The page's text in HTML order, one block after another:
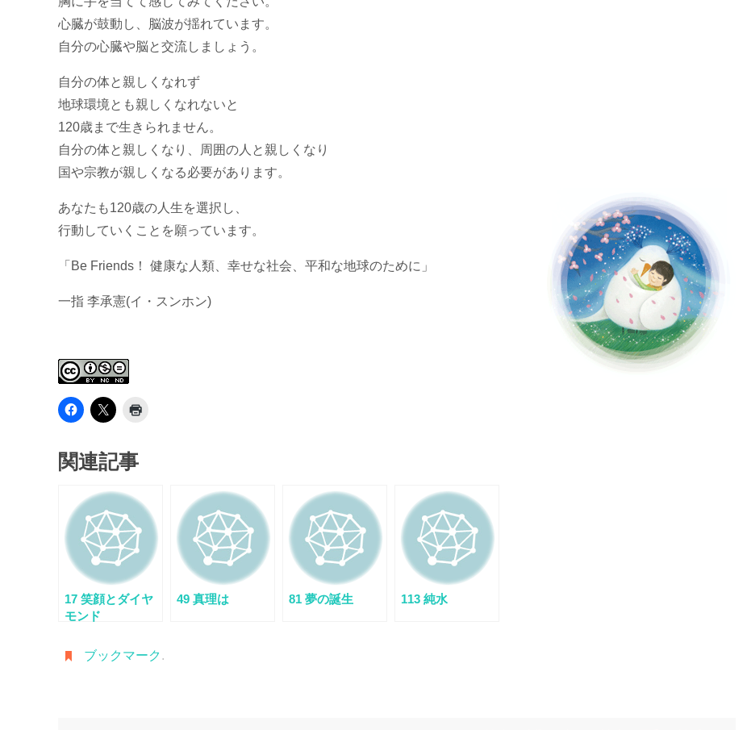
心臓が鼓動し、脳波が揺れています。
自分の心臓や脳と交流しましょう。
自分の体と親しくなれず
地球環境とも親しくなれないと
120歳まで生きられません。
自分の体と親しくなり、周囲の人と親しくなり
国や宗教が親しくなる必要があります。
あなたも120歳の人生を選択し、
行動していくことを願っています。
「Be Friends！ 健康な人類、幸せな社会、平和な地球のために」
一指 李承憲(イ・スンホン)
関連記事
17 笑顔とダイヤ
モンド
49 真理は 81 夢の誕生 113 純水
ブックマーク .